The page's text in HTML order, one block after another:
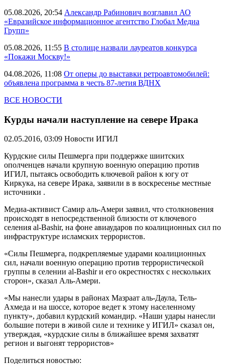
05.08.2026, 20:54 Александр Рабинович возглавил АО
«Евразийское информационное агентство Глобал Медиа
Групп»
05.08.2026, 11:55 В столице назвали лауреатов конкурса
«Покажи Москву!»
04.08.2026, 11:08 От оперы до выставки ретроавтомобилей:
объявлена программа в честь 87-летия ВДНХ
ВСЕ НОВОСТИ
Курды начали наступление на севере Ирака
02.05.2016, 03:09 Новости ИГИЛ
Курдские силы Пешмерга при поддержке шиитских
ополченцев начали крупную военную операцию против
ИГИЛ, пытаясь освободить ключевой район к югу от
Киркука, на севере Ирака, заявили в в воскресенье местные
источники .
Медиа-активист Самир аль-Амери заявил, что столкновения
происходят в непосредственной близости от ключевого
селения al-Bashir, на фоне авиаударов по коалиционных сил по
инфраструктуре исламских террористов.
«Силы Пешмерга, подкрепляемые ударами коалиционных
сил, начали военную операцию против террористической
группы в селении al-Bashir и его окрестностях с нескольких
сторон», сказал Аль-Амери.
«Мы нанесли удары в районах Мазраат аль-Даула, Тель-
Ахмеда и на шоссе, которое ведет к этому населенному
пункту», добавил курдский командир. «Наши удары нанесли
большие потери в живой силе и технике у ИГИЛ» сказал он,
утверждая, «курдские силы в ближайшее время захватят
регион и выгонят террористов»
Поделиться новостью: